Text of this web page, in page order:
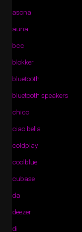
asona
auna
bcc
blokker
bluetooth
bluetooth speakers
chico
ciao bella
coldplay
coolblue
cubase
da
deezer
di